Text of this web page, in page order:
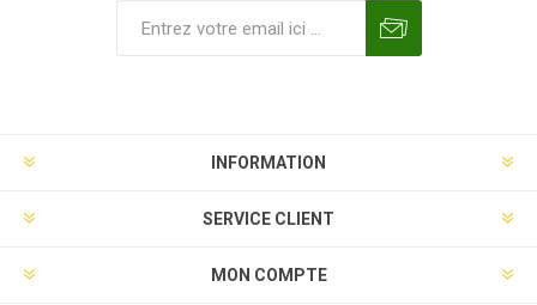
INFORMATION
SERVICE CLIENT
MON COMPTE